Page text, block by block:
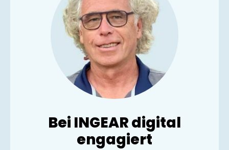
Bei INGEAR digital
engagiert